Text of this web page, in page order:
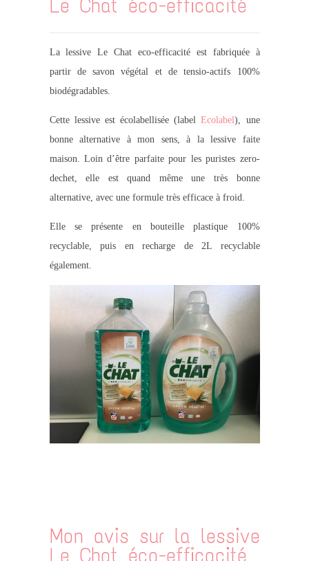
Le Chat éco-efficacité
La lessive Le Chat eco-efficacité est fabriquée à
partir de savon végétal et de tensio-actifs 100%
biodégradables.
Cette lessive est écolabellisée (labelEcolabel), une
bonne alternative à mon sens, à la lessive faite
maison. Loin d’être parfaite pour les puristes zero-
dechet, elle est quand même une très bonne
alternative, avec une formule très efficace à froid.
Elle se présente en bouteille plastique 100%
recyclable, puis en recharge de 2L recyclable
également.
Mon avis sur la lessive
Le Chat éco-efficacité